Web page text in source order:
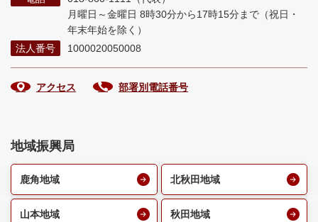
月曜日～金曜日 8時30分から17時15分まで （祝日・
年末年始を除く）
法人番号
1000020050008
アクセス 部署別電話番号
地域振興局
鹿角地域 北秋田地域
山本地域 秋田地域